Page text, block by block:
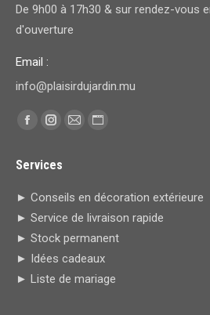
De 9h00 à 17h30 & sur rendez-vous
d'ouverture
Email :
info@plaisirdujardin.mu
Trouvez nous sur :
Facebook
opens
in
new
window
Instagram
opens
new
window
E-
opens
in
window
Site
opens
Services
► Conseils en décoration extérieure
► Service de livraison rapide
► Stock permanent
► Idées cadeaux
► Liste de mariage